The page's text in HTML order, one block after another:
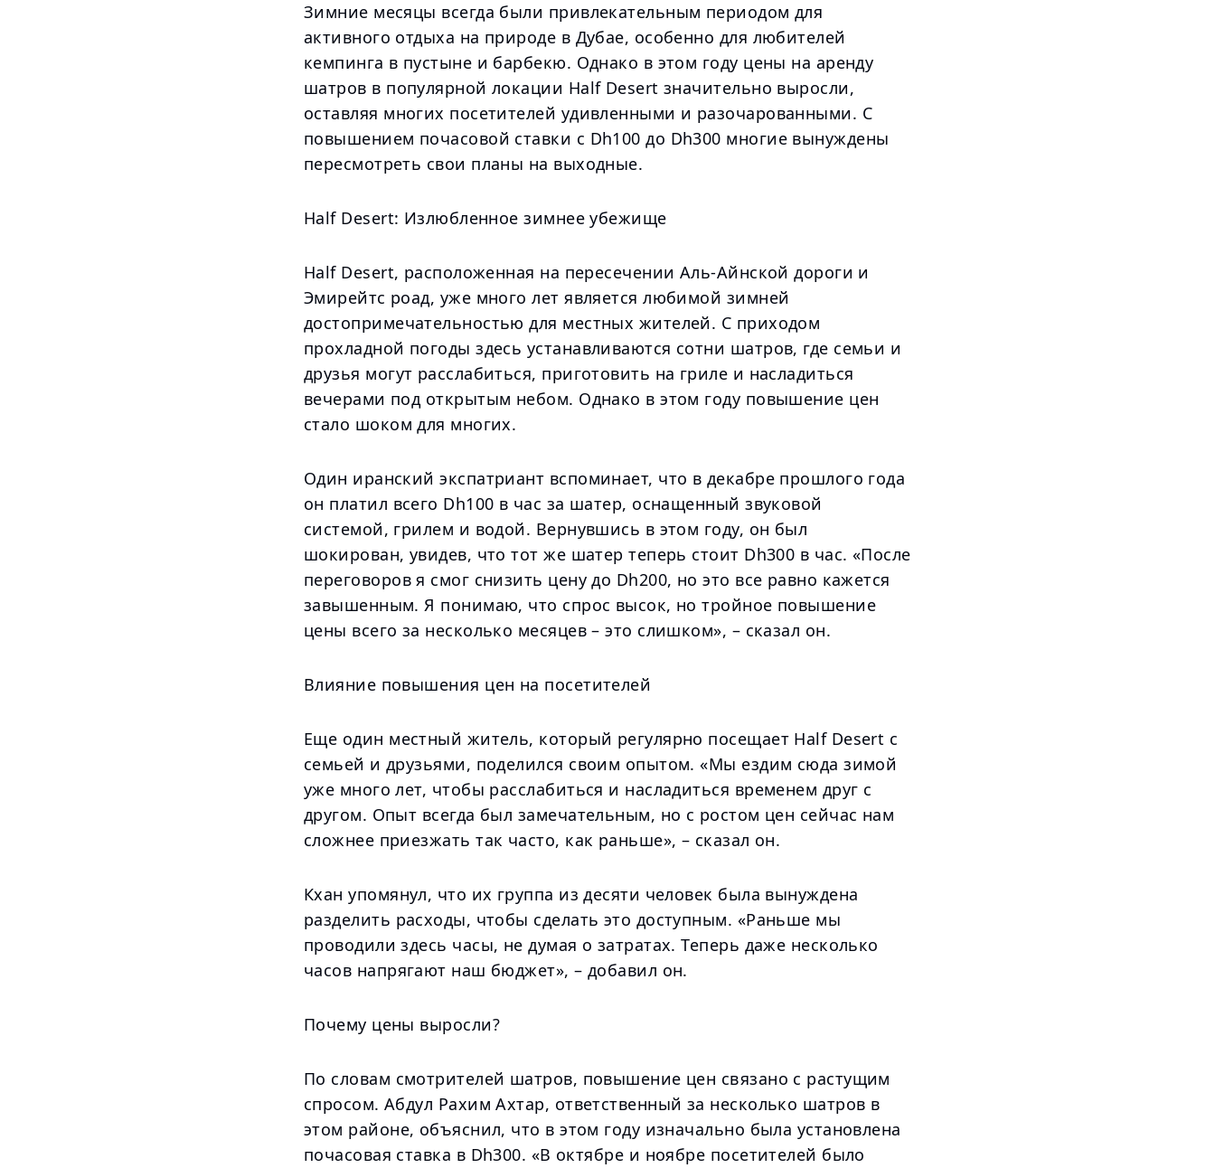
Зимние месяцы всегда были привлекательным периодом для
активного отдыха на природе в Дубае, особенно для любителей
кемпинга в пустыне и барбекю. Однако в этом году цены на аренду
шатров в популярной локации Half Desert значительно выросли,
оставляя многих посетителей удивленными и разочарованными. С
повышением почасовой ставки с Dh100 до Dh300 многие вынуждены
пересмотреть свои планы на выходные.
Half Desert: Излюбленное зимнее убежище
Half Desert, расположенная на пересечении Аль-Айнской дороги и
Эмирейтс роад, уже много лет является любимой зимней
достопримечательностью для местных жителей. С приходом
прохладной погоды здесь устанавливаются сотни шатров, где семьи и
друзья могут расслабиться, приготовить на гриле и насладиться
вечерами под открытым небом. Однако в этом году повышение цен
стало шоком для многих.
Один иранский экспатриант вспоминает, что в декабре прошлого года
он платил всего Dh100 в час за шатер, оснащенный звуковой
системой, грилем и водой. Вернувшись в этом году, он был
шокирован, увидев, что тот же шатер теперь стоит Dh300 в час. «После
переговоров я смог снизить цену до Dh200, но это все равно кажется
завышенным. Я понимаю, что спрос высок, но тройное повышение
цены всего за несколько месяцев – это слишком», – сказал он.
Влияние повышения цен на посетителей
Еще один местный житель, который регулярно посещает Half Desert с
семьей и друзьями, поделился своим опытом. «Мы ездим сюда зимой
уже много лет, чтобы расслабиться и насладиться временем друг с
другом. Опыт всегда был замечательным, но с ростом цен сейчас нам
сложнее приезжать так часто, как раньше», – сказал он.
Кхан упомянул, что их группа из десяти человек была вынуждена
разделить расходы, чтобы сделать это доступным. «Раньше мы
проводили здесь часы, не думая о затратах. Теперь даже несколько
часов напрягают наш бюджет», – добавил он.
Почему цены выросли?
По словам смотрителей шатров, повышение цен связано с растущим
спросом. Абдул Рахим Ахтар, ответственный за несколько шатров в
этом районе, объяснил, что в этом году изначально была установлена
почасовая ставка в Dh300. «В октябре и ноябре посетителей было